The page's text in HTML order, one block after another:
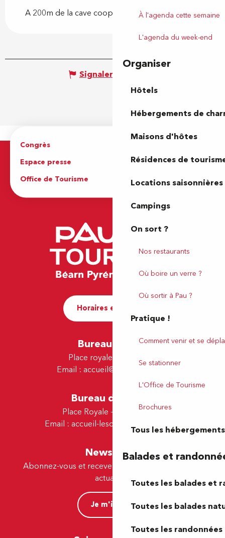
À l'agenda cette semaine
L'agenda du week-end
Organiser
Hôtels
Hébergements de
Maisons d'hôtes
Résidences de
Locations saisonnières
Campings
On sort ?
Nos restaurants
Où boire un verre ?
Où sortir à Pau ?
Pratique !
Comment venir et se
Se stationner
L'Office de Tourisme
Brochures
Tous les hébergements
Balades et
Toutes les balades et
Toutes les balades
Toutes les randonnées
A 200m de la cave coopérative de Jurançon.
Signaler une erreur
Congrès
Espace presse
Brochures
Office de Tourisme
Horaires et contact
Bureau de Pau
Place royale - 64000 Pau
Email : accueil@tourismepau.fr
Bureau de Lescar
Place Royale - 64230 Lescar
Email : accueil-lescar@tourismepau.fr
Newsletter
Abonnez-vous et recevez par e-mail nos offres et
actualités.
Je m'inscris